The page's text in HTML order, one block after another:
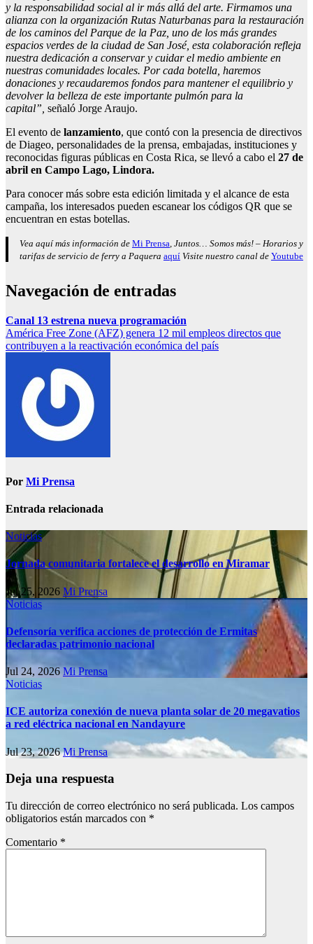
y la responsabilidad social al ir más allá del arte. Firmamos una
alianza con la organización Rutas Naturbanas para la restauración
de los caminos del Parque de la Paz, uno de los más grandes
espacios verdes de la ciudad de San José, esta colaboración refleja
nuestra dedicación a conservar y cuidar el medio ambiente en
nuestras comunidades locales. Por cada botella, haremos
donaciones y recaudaremos fondos para mantener el equilibrio y
devolver la belleza de este importante pulmón para la
capital”, señaló Jorge Araujo.
El evento de lanzamiento, que contó con la presencia de directivos
de Diageo, personalidades de la prensa, embajadas, instituciones y
reconocidas figuras públicas en Costa Rica, se llevó a cabo el 27 de
abril en Campo Lago, Lindora.
Para conocer más sobre esta edición limitada y el alcance de esta
campaña, los interesados pueden escanear los códigos QR que se
encuentran en estas botellas.
Vea aquí más información de Mi Prensa, Juntos… Somos más! – Horarios y
tarifas de servicio de ferry a Paquera aquí Visite nuestro canal de Youtube
Navegación de entradas
Canal 13 estrena nueva programación
América Free Zone (AFZ) genera 12 mil empleos directos que
contribuyen a la reactivación económica del país
Por Mi Prensa
Entrada relacionada
Noticias
Jornada comunitaria fortalece el desarrollo en Miramar
Jul 25, 2026 Mi Prensa
Noticias
Defensoría verifica acciones de protección de Ermitas
declaradas patrimonio nacional
Jul 24, 2026Mi Prensa
Noticias
ICE autoriza conexión de nueva planta solar de 20 megavatios
a red eléctrica nacional en Nandayure
Jul 23, 2026Mi Prensa
Deja una respuesta
Tu dirección de correo electrónico no será publicada. Los campos
obligatorios están marcados con *
Comentario *